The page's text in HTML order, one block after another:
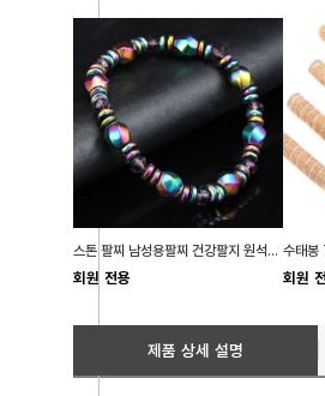
스톤 팔찌 남성용팔찌 건강팔지 원석팔찌 남성팔찌 남성건강팔찌
회원 전용 회원
제품 상세 설명